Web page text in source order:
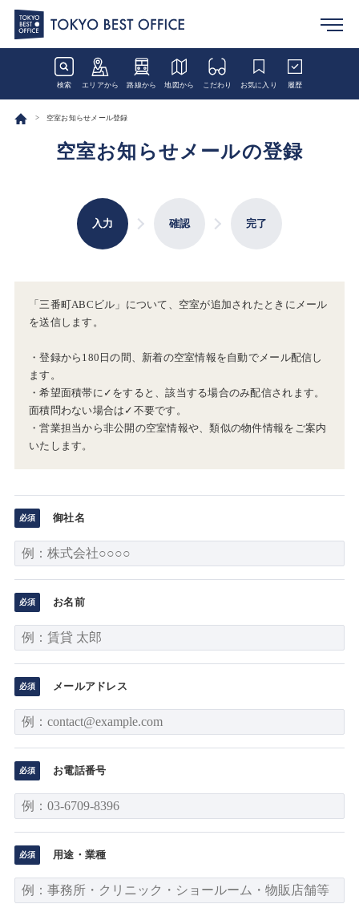
検索 エリアから 路線から 地図から こだわり お気に入り 履歴
空室お知らせメール登録
空室お知らせメールの登録
入力 確認 完了
「三番町ABCビル」について、空室が追加されたときにメール
を送信します。
・登録から180日の間、新着の空室情報を自動でメール配信し
ます。
・希望面積帯に✓をすると、該当する場合のみ配信されます。
面積問わない場合は✓不要です。
・営業担当から非公開の空室情報や、類似の物件情報をご案内
いたします。
御社名
お名前
メールアドレス
お電話番号
用途・業種